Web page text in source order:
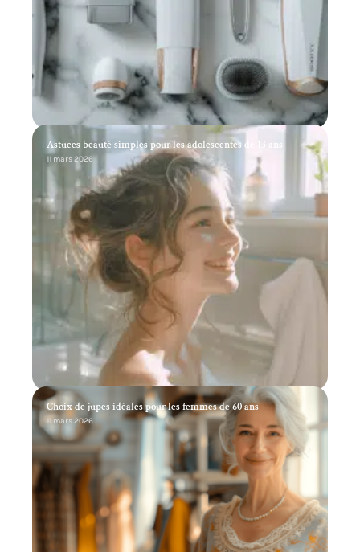
Astuces beauté simples pour les adolescentes de 13 ans
11 mars 2026
Choix de jupes idéales pour les femmes de 60 ans
11 mars 2026